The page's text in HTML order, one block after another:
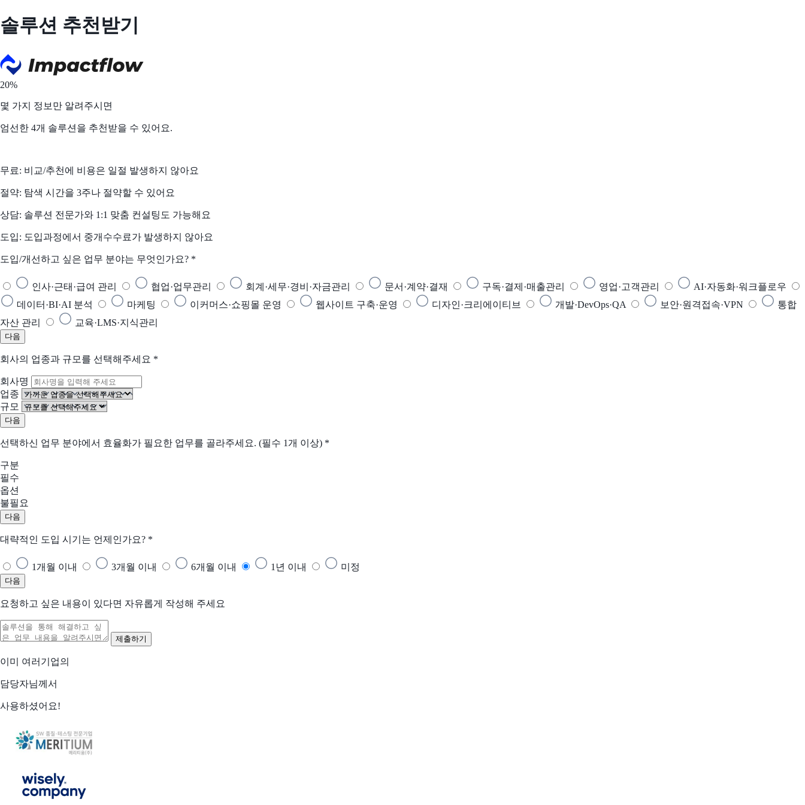
솔루션 추천받기
20%
몇 가지 정보만 알려주시면
엄선한 4개 솔루션을 추천받을 수 있어요.
무료: 비교/추천에 비용은 일절 발생하지 않아요
절약: 탐색 시간을 3주나 절약할 수 있어요
상담: 솔루션 전문가와 1:1 맞춤 컨설팅도 가능해요
도입: 도입과정에서 중개수수료가 발생하지 않아요
도입/개선하고 싶은 업무 분야는 무엇인가요? *
인사·근태·급여 관리 협업·업무관리 회계·세무·경비·자금관리 문서·계약·결재 구독·결제·매출관리 영업·고객관리
AI·자동화·워크플로우
데이터·BI·AI 분석
마케팅 이커머스·쇼핑몰 운영 웹사이트 구축·운영 디자인·크리에이티브 개발·DevOps·QA 보안·원격접속·VPN
통합
자산 관리
교육·LMS·지식관리
다음
회사의 업종과 규모를 선택해주세요 *
회사명
업종
규모
다음
선택하신 업무 분야에서 효율화가 필요한 업무를 골라주세요. (필수 1개 이상) *
구분
필수
옵션
불필요
다음
대략적인 도입 시기는 언제인가요? *
1개월 이내 3개월 이내 6개월 이내 1년 이내 미정
다음
요청하고 싶은 내용이 있다면 자유롭게 작성해 주세요
이미 여러기업의
담당자님께서
사용하셨어요!